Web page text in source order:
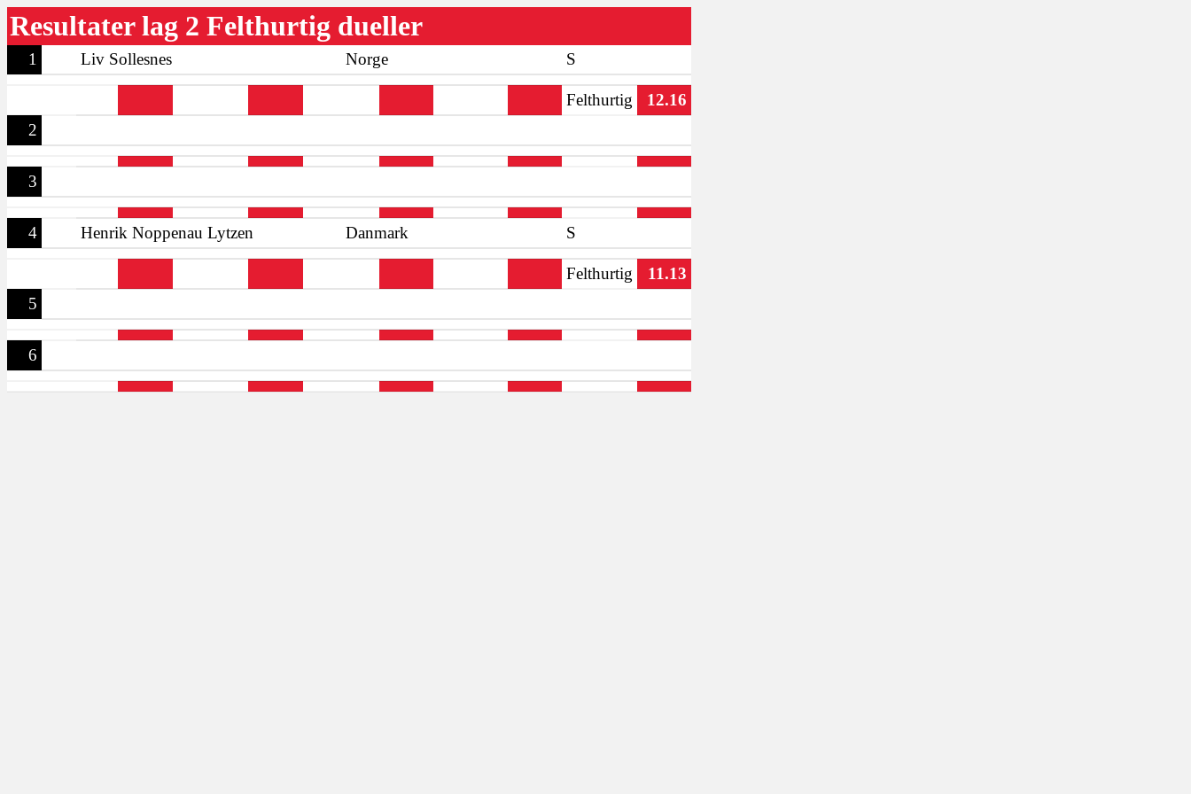
Resultater lag 2 Felthurtig dueller
1 Liv Sollesnes Norge S
Felthurtig
12.16
2
3
4 Henrik Noppenau Lytzen Danmark S
Felthurtig
11.13
5
6